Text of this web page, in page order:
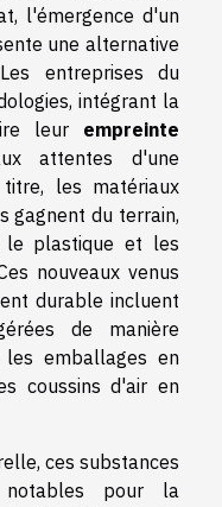
l'émergence d'un
une alternative
entreprises du
intégrant la
leur empreinte
attentes d'une
les matériaux
gagnent du terrain,
le plastique et les
nouveaux venus
durable incluent
de manière
emballages en
coussins d'air en
ces substances
notables pour la